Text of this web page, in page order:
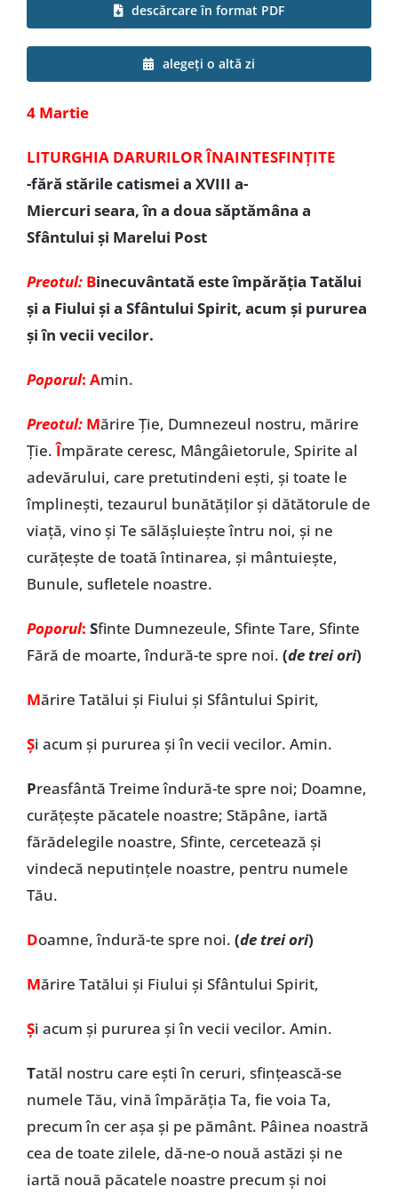
descărcare în format PDF
alegeți o altă zi
4 Martie
LITURGHIA DARURILOR ÎNAINTESFINȚITE
-fără stările catismei a XVIII a-
Miercuri seara, în a doua săptămâna a
Sfântului și Marelui Post
Preotul: Binecuvântată este împărăția Tatălui
și a Fiului și a Sfântului Spirit, acum și pururea
și în vecii vecilor.
Poporul: Amin.
Preotul: Mărire Ție, Dumnezeul nostru, mărire
Ție.Împărate ceresc, Mângâietorule, Spirite al
adevărului, care pretutindeni eşti, şi toate le
împlineşti, tezaurul bunătăţilor şi dătătorule de
viaţă, vino şi Te sălășluiește întru noi, și ne
curăţeşte de toată întinarea, şi mântuieşte,
Bunule, sufletele noastre.
Poporul: Sfinte Dumnezeule, Sfinte Tare, Sfinte
Fără de moarte, îndură-te spre noi. (de trei ori)
Mărire Tatălui și Fiului și Sfântului Spirit,
Și acum și pururea și în vecii vecilor. Amin.
Preasfântă Treime îndură-te spre noi; Doamne,
curățește păcatele noastre; Stăpâne, iartă
fărădelegile noastre, Sfinte, cercetează și
vindecă neputințele noastre, pentru numele
Tău.
Doamne, îndură-te spre noi. (de trei ori)
Mărire Tatălui și Fiului și Sfântului Spirit,
Și acum și pururea și în vecii vecilor. Amin.
Tatăl nostru care ești în ceruri, sfințească-se
numele Tău, vină împărăția Ta, fie voia Ta,
precum în cer așa și pe pământ. Pâinea noastră
cea de toate zilele, dă-ne-o nouă astăzi și ne
iartă nouă păcatele noastre precum și noi